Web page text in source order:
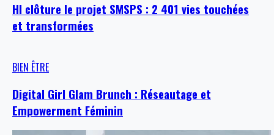
HI clôture le projet SMSPS : 2 401 vies touchées
et transformées
BIEN ÊTRE
Digital Girl Glam Brunch : Réseautage et
Empowerment Féminin